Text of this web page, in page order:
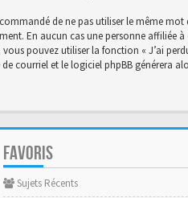
de ne pas utiliser le même
En aucun cas une personne affiliée
pouvez utiliser la fonction « J’ai
courriel et le logiciel phpBB générera
FAVORIS
Sujets Récents